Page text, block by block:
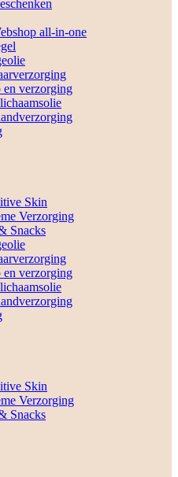
all-in-one
en verzorging
Skin
Verzorging
Snacks
en verzorging
Skin
Verzorging
Snacks